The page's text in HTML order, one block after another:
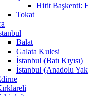
Hitit Başkenti:
Tokat
Balat
Galata Kulesi
İstanbul (Batı Kıyısı)
İstanbul (Anadolu